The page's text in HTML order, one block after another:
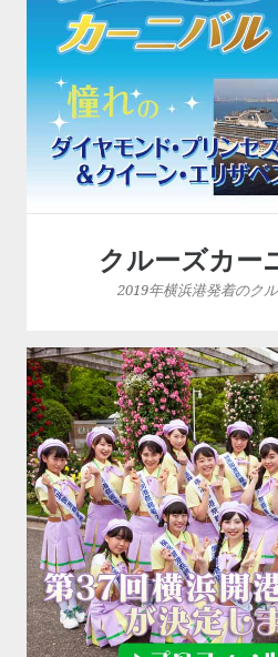
クルーズカー
2019年横浜港発着のクル